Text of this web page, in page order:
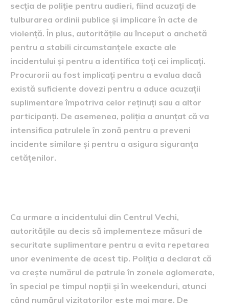
secția de poliție pentru audieri, fiind acuzați de
tulburarea ordinii publice și implicare în acte de
violență. În plus, autoritățile au început o anchetă
pentru a stabili circumstanțele exacte ale
incidentului și pentru a identifica toți cei implicați.
Procurorii au fost implicați pentru a evalua dacă
există suficiente dovezi pentru a aduce acuzații
suplimentare împotriva celor reținuți sau a altor
participanți. De asemenea, poliția a anunțat că va
intensifica patrulele în zonă pentru a preveni
incidente similare și pentru a asigura siguranța
cetățenilor.
Ca urmare a incidentului din Centrul Vechi,
autoritățile au decis să implementeze măsuri de
securitate suplimentare pentru a evita repetarea
unor evenimente de acest tip. Poliția a declarat că
va crește numărul de patrule în zonele aglomerate,
în special pe timpul nopții și în weekenduri, atunci
când numărul vizitatorilor este mai mare. De